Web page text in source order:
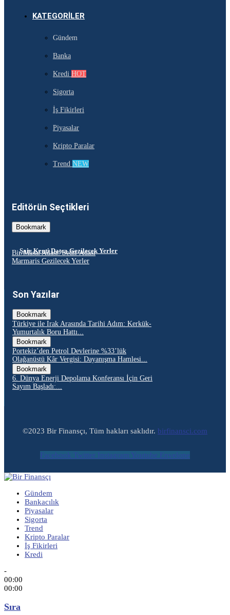
KATEGORILER
Gündem
Banka
Kredi HOT
Sigorta
İş Fikirleri
Piyasalar
Kripto Paralar
Trend NEW
Editörün Seçtikleri
Bookmark
Şair Kenti Datça Gezilecek Yerler
Bir Masal Adası: Sedir Adası
Marmaris Gezilecek Yerler
Son Yazılar
Bookmark
Türkiye ile Irak Arasında Tarihi Adım: Kerkük-
Yumurtalık Boru Hattı...
Bookmark
Portekiz’den Petrol Devlerine %33’lük
Olağanüstü Kâr Vergisi: Dayanışma Hamlesi...
Bookmark
6. Dünya Enerji Depolama Konferansı İçin Geri
Sayım Başladı:...
©2023 Bir Finansçı, Tüm hakları saklıdır. birfinansci.com
Facebook Twitter Instagram Youtube Envelope
Gündem
Bankacılık
Piyasalar
Sigorta
Trend
Kripto Paralar
İş Fikirleri
Kredi
-
00:00
00:00
Sıra